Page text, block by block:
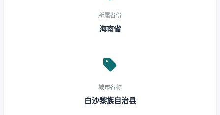
所属省份
海南省
城市名称
白沙黎族自治县